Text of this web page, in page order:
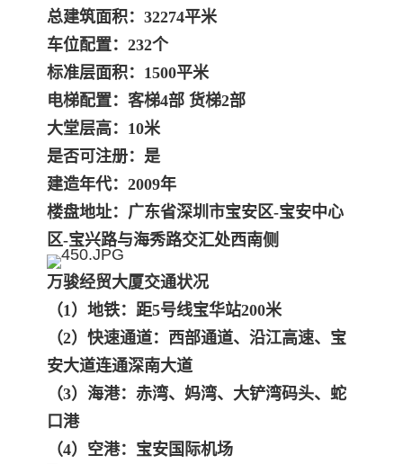
总建筑面积：32274平米
车位配置：232个
标准层面积：1500平米
电梯配置：客梯4部 货梯2部
大堂层高：10米
是否可注册：是
建造年代：2009年
楼盘地址：广东省深圳市宝安区-宝安中心
区-宝兴路与海秀路交汇处西南侧
万骏经贸大厦交通状况
（1）地铁：距5号线宝华站200米
（2）快速通道：西部通道、沿江高速、宝
安大道连通深南大道
（3）海港：赤湾、妈湾、大铲湾码头、蛇
口港
（4）空港：宝安国际机场